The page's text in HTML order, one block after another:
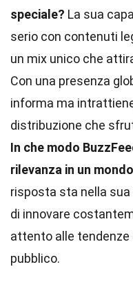
speciale? La sua
serio con contenuti
un mix unico che
Con una presenza
informa ma
distribuzione che
In che modo
rilevanza in un
risposta sta nella
di innovare
attento alle tendenze
pubblico.